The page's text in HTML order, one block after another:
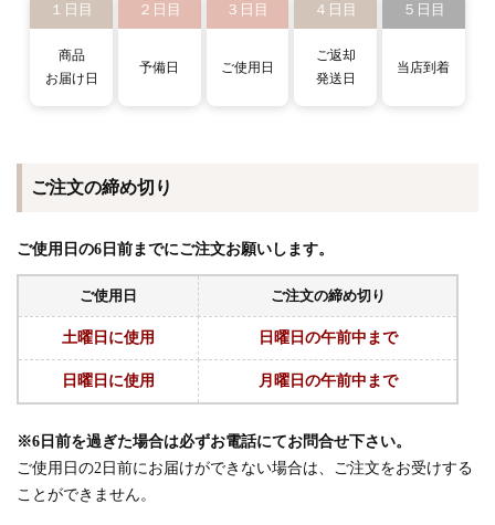
１日目
商品
お届け日
２日目
予備日
３日目
ご使用日
４日目
ご返却
発送日
５日目
当店到着
ご注文の締め切り
ご使用日の6日前までにご注文お願いします。
ご使用日 ご注文の締め切り
土曜日に使用 日曜日の午前中まで
日曜日に使用 月曜日の午前中まで
※6日前を過ぎた場合は必ずお電話にてお問合せ下さい。
ご使用日の2日前にお届けができない場合は、ご注文をお受けする
ことができません。